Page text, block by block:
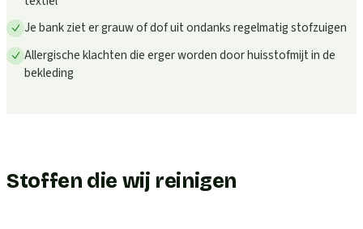
Je bank ziet er grauw of dof uit ondanks regelmatig stofzuigen
Allergische klachten die erger worden door huisstofmijt in de
bekleding
Stoffen die wij reinigen